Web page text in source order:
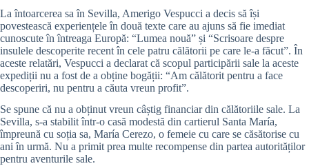
La întoarcerea sa în Sevilla, Amerigo Vespucci a decis să își
povestească experiențele în două texte care au ajuns să fie imediat
cunoscute în întreaga Europă: “Lumea nouă” și “Scrisoare despre
insulele descoperite recent în cele patru călătorii pe care le-a făcut”. În
aceste relatări, Vespucci a declarat că scopul participării sale la aceste
expediții nu a fost de a obține bogății: “Am călătorit pentru a face
descoperiri, nu pentru a căuta vreun profit”.
Se spune că nu a obținut vreun câștig financiar din călătoriile sale. La
Sevilla, s-a stabilit într-o casă modestă din cartierul Santa María,
împreună cu soția sa, María Cerezo, o femeie cu care se căsătorise cu
ani în urmă. Nu a primit prea multe recompense din partea autorităților
pentru aventurile sale.